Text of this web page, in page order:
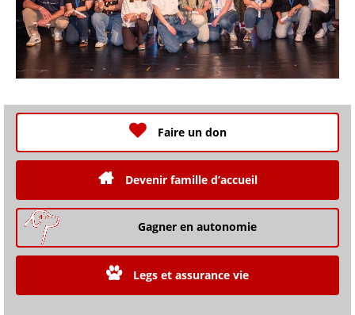
Faire un don
Devenir famille d’accueil
Gagner en autonomie
Legs et assurance vie